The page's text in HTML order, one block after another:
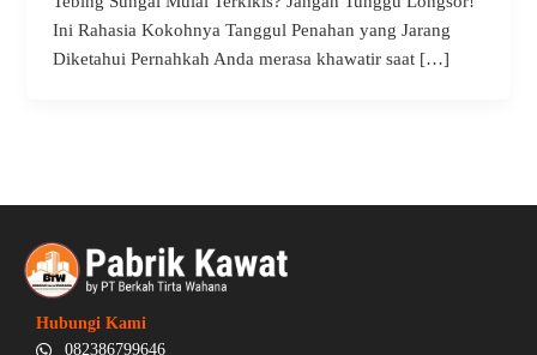
Ini Rahasia Kokohnya Tanggul Penahan yang Jarang
Diketahui Pernahkah Anda merasa khawatir saat […]
Hubungi Kami
082386799646